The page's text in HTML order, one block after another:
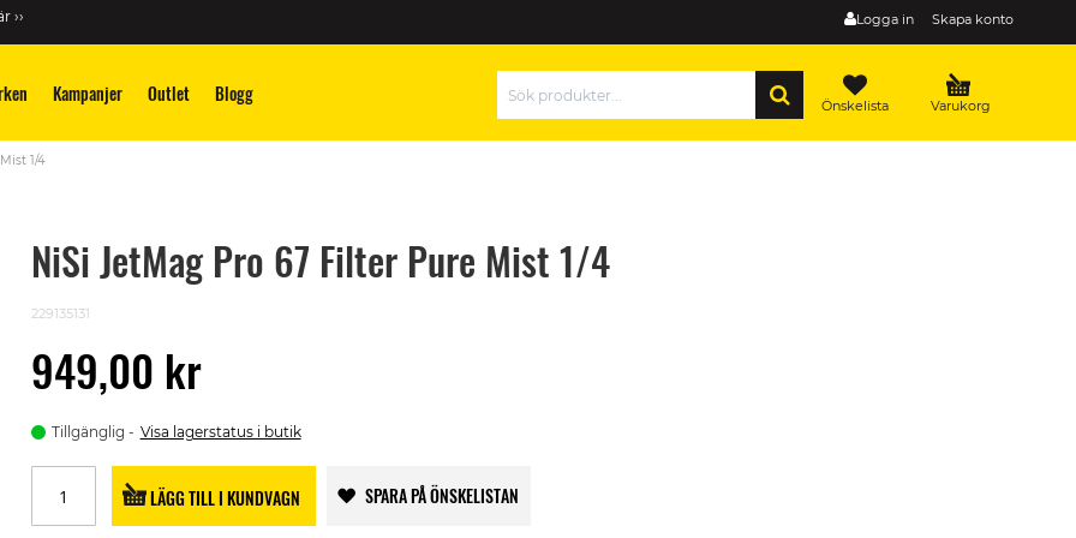
Logga in Skapa konto
››
Kampanjer Outlet Blogg Varukorg
Önskelista
1/4
NiSi JetMag Pro 67 Filter Pure Mist 1/4
229135131
949,00 kr
Tillgänglig Visa lagerstatus i butik
LÄGG TILL I KUNDVAGN SPARA PÅ ÖNSKELISTAN